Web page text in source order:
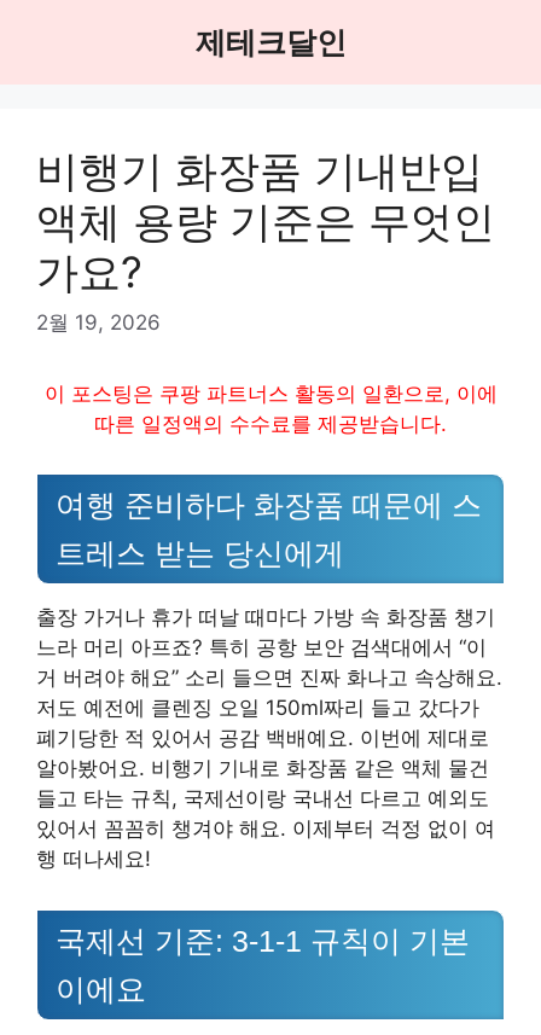
제테크달인
비행기 화장품 기내반입
액체 용량 기준은 무엇인
가요?
2월 19, 2026
이 포스팅은 쿠팡 파트너스 활동의 일환으로, 이에
따른 일정액의 수수료를 제공받습니다.
여행 준비하다 화장품 때문에 스
트레스 받는 당신에게
출장 가거나 휴가 떠날 때마다 가방 속 화장품 챙기
느라 머리 아프죠? 특히 공항 보안 검색대에서 “이
거 버려야 해요” 소리 들으면 진짜 화나고 속상해요.
저도 예전에 클렌징 오일 150ml짜리 들고 갔다가
폐기당한 적 있어서 공감 백배예요. 이번에 제대로
알아봤어요. 비행기 기내로 화장품 같은 액체 물건
들고 타는 규칙, 국제선이랑 국내선 다르고 예외도
있어서 꼼꼼히 챙겨야 해요. 이제부터 걱정 없이 여
행 떠나세요!
국제선 기준: 3-1-1 규칙이 기본
이에요